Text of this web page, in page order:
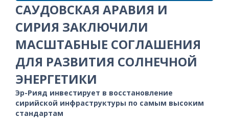
САУДОВСКАЯ АРАВИЯ И
СИРИЯ ЗАКЛЮЧИЛИ
МАСШТАБНЫЕ СОГЛАШЕНИЯ
ДЛЯ РАЗВИТИЯ СОЛНЕЧНОЙ
ЭНЕРГЕТИКИ
Эр-Рияд инвестирует в восстановление
сирийской инфраструктуры по самым высоким
стандартам